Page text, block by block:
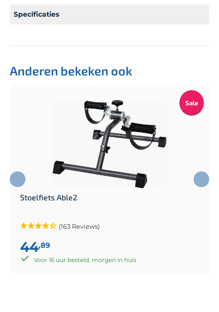
Specificaties
Anderen bekeken ook
Sale
Stoelfiets Able2
(163 Reviews)
44,89
Voor 16 uur besteld, morgen in huis